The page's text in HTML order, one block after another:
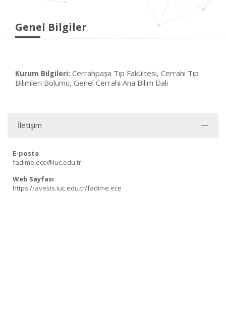
Genel Bilgiler
Kurum Bilgileri: Cerrahpaşa Tıp Fakültesi, Cerrahi Tıp
Bilimleri Bölümü, Genel Cerrahi Ana Bilim Dalı
İletişim
E-posta
fadime.ece@iuc.edu.tr
Web Sayfası
https://avesis.iuc.edu.tr/fadime.ece